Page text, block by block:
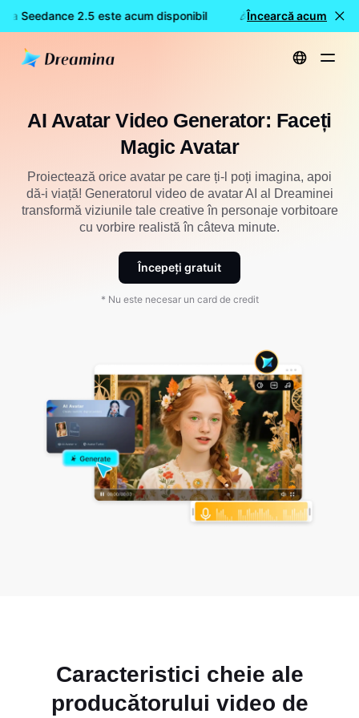
Seedance 2.5 este acum disponibil 🎉 Model nou LIVE:
Încearcă acum
Acasă Unelte AI Avatar Video Generator: Faceți Magic Avatar
AI Avatar Video Generator: Faceți
Magic Avatar
Proiectează orice avatar pe care ți-l poți imagina, apoi
dă-i viață! Generatorul video de avatar AI al Dreaminei
transformă viziunile tale creative în personaje vorbitoare
cu vorbire realistă în câteva minute.
Începeți gratuit
* Nu este necesar un card de credit
Caracteristici cheie ale
producătorului video de